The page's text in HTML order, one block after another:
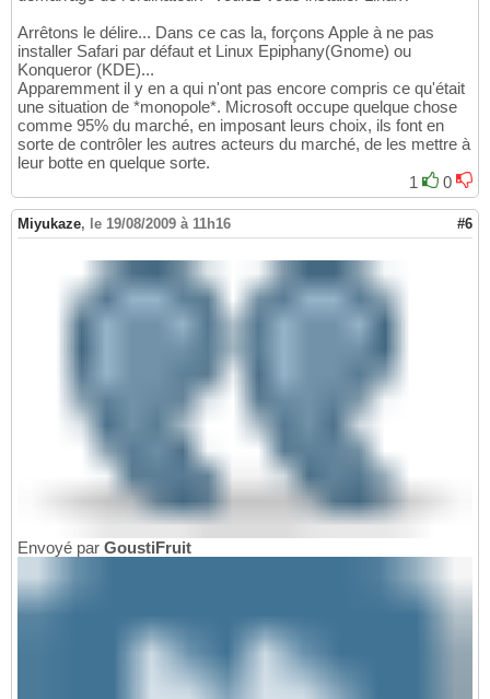
Arrêtons le délire... Dans ce cas la, forçons Apple à ne pas
installer Safari par défaut et Linux Epiphany(Gnome) ou
Konqueror (KDE)...
Apparemment il y en a qui n'ont pas encore compris ce qu'était
une situation de *monopole*. Microsoft occupe quelque chose
comme 95% du marché, en imposant leurs choix, ils font en
sorte de contrôler les autres acteurs du marché, de les mettre à
leur botte en quelque sorte.
1
0
Miyukaze, le 19/08/2009 à 11h16 #6
Envoyé par GoustiFruit